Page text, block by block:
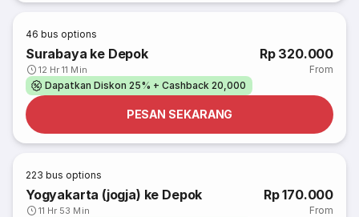
46 bus options
Surabaya ke Depok
12 Hr 11 Min
Rp 320.000
From
Dapatkan Diskon 25% + Cashback 20,000
PESAN SEKARANG
223 bus options
Yogyakarta (jogja) ke Depok
11 Hr 53 Min
Rp 170.000
From